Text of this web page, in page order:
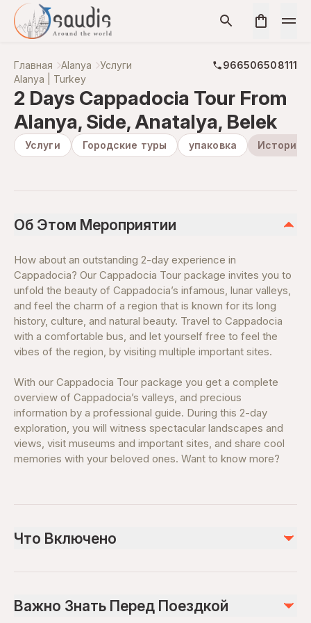
Главная Alanya Услуги
966506508111
Alanya | Turkey
2 Days Cappadocia Tour From
Alanya, Side, Anatalya, Belek
Услуги Городские туры упаковка
Об Этом Мероприятии
How about an outstanding 2-day experience in
Cappadocia? Our Cappadocia Tour package invites you to
unfold the beauty of Cappadocia’s infamous, lunar valleys,
and feel the charm of a region that is known for its long
history, culture, and natural beauty. Travel to Cappadocia
with a comfortable bus, and let yourself free to feel the
vibes of the region, by visiting multiple important sites.
With our Cappadocia Tour package you get a complete
overview of Cappadocia’s valleys, and precious
information by a professional guide. During this 2-day
exploration, you will witness spectacular landscapes and
views, visit museums and important sites, and share cool
memories with your beloved ones. Want to know more?
Что Включено
All Transportations
Важно Знать Перед Поездкой